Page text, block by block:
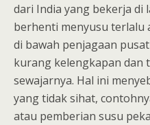
dari India yang bekerja di
berhenti menyusu terlalu
di bawah penjagaan
kurang kelengkapan dan
sewajarnya. Hal ini
yang tidak sihat,
atau pemberian susu